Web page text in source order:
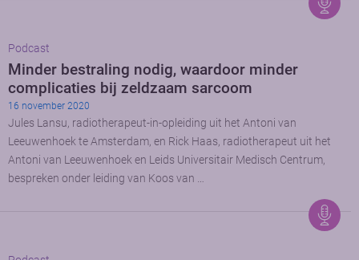
Podcast
Minder bestraling nodig, waardoor minder
complicaties bij zeldzaam sarcoom
16 november 2020
Jules Lansu, radiotherapeut-in-opleiding uit het Antoni van
Leeuwenhoek te Amsterdam, en Rick Haas, radiotherapeut uit het
Antoni van Leeuwenhoek en Leids Universitair Medisch Centrum,
bespreken onder leiding van Koos van …